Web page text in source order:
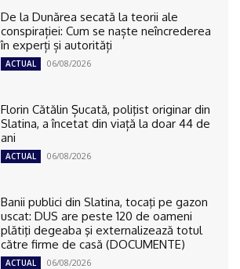
De la Dunărea secată la teorii ale
conspirației: Cum se naște neîncrederea
în experți și autorități
ACTUAL 06/08/2026
Florin Cătălin Șucată, poliţist originar din
Slatina, a încetat din viață la doar 44 de
ani
ACTUAL 06/08/2026
Banii publici din Slatina, tocaţi pe gazon
uscat: DUS are peste 120 de oameni
plătiţi degeaba şi externalizează totul
către firme de casă (DOCUMENTE)
ACTUAL 06/08/2026